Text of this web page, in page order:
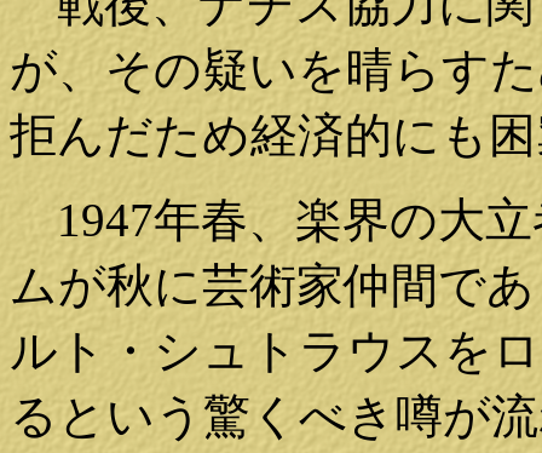
が、その疑いを晴らす
拒んだため経済的にも
1947年春、楽界の大
ムが秋に芸術家仲間で
ルト・シュトラウスを
るという驚くべき噂が